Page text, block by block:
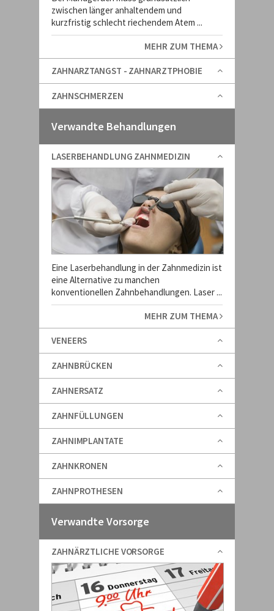
zwischen länger anhaltendem und
kurzfristig schlecht riechendem Atem ...
MEHR ZUM THEMA
ZAHNARZTANGST - ZAHNARZTPHOBIE
ZAHNSCHMERZEN
Verwandte Behandlungen
LASERBEHANDLUNG ZAHNMEDIZIN
Eine Laserbehandlung in der Zahnmedizin ist
eine Alternative zu manchen
konventionellen Zahnbehandlungen. Laser ...
MEHR ZUM THEMA
VENEERS
ZAHNBRÜCKEN
ZAHNERSATZ
ZAHNFÜLLUNGEN
ZAHNIMPLANTATE
ZAHNKRONEN
ZAHNPROTHESEN
Verwandte Vorsorge
ZAHNÄRZTLICHE VORSORGE